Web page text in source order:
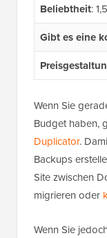
Beliebtheit:
Gibt es eine
Wenn Sie
Budget haben,
Duplicator.
Backups
Site zwischen
migrieren oder
Wenn Sie